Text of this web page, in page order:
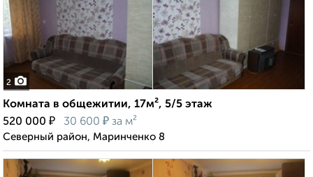
2
Комната в общежитии, 17м², 5/5 этаж
520 000 ₽ 30 600 ₽ за м²
Северный район, Маринченко 8